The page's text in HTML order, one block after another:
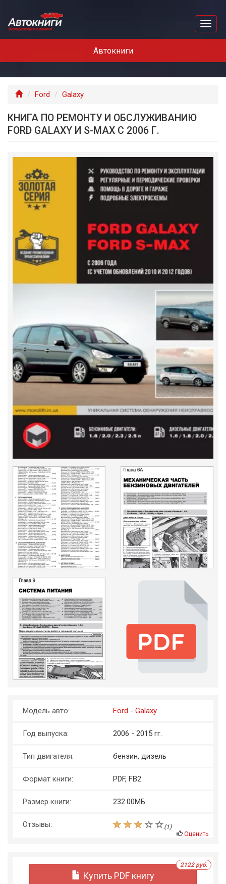
Автокниги
Главная
Ford Galaxy
КНИГА ПО РЕМОНТУ И ОБСЛУЖИВАНИЮ
FORD GALAXY И S-MAX С 2006 Г.
Модель авто: Ford - Galaxy
Год выпуска: 2006 - 2015 гг.
Тип двигателя: бензин, дизель
Формат книги: PDF, FB2
Размер книги: 232.00МБ
Отзывы: (1)
Оценить
Купить PDF книгу
2122 руб.